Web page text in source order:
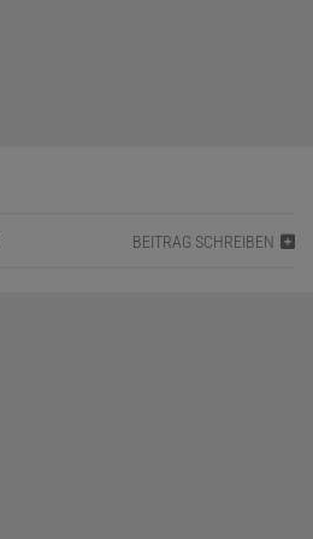
BEITRAG SCHREIBEN